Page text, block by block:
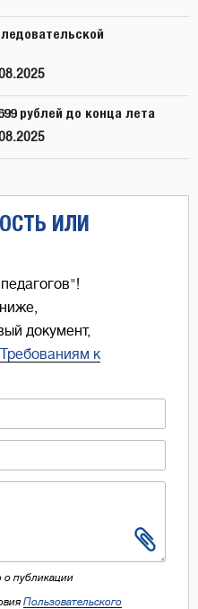
рублей до конца лета
ИЛИ
документ,
к
о публикации
Пользовательского